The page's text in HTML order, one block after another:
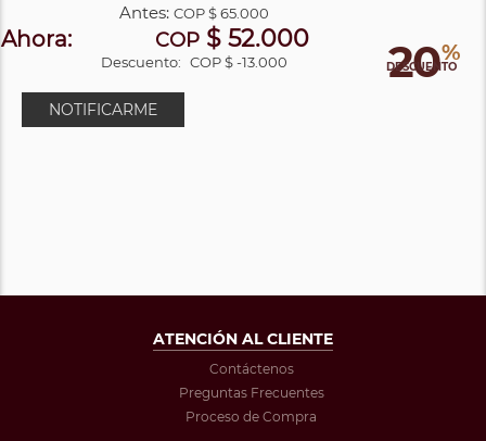
20%
DESCUENTO
Antes:COP$ 65.000
Ahora: COP $ 52.000
Descuento: COP $ -13.000
NOTIFICARME
ATENCIÓN AL CLIENTE
Contáctenos
Preguntas Frecuentes
Proceso de Compra